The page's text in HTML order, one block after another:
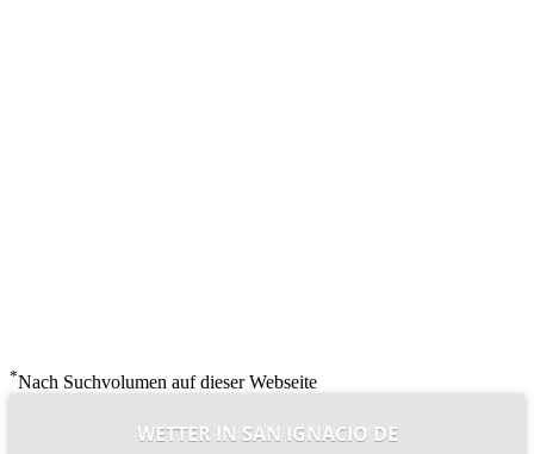
*Nach Suchvolumen auf dieser Webseite
WETTER IN SAN IGNACIO DE